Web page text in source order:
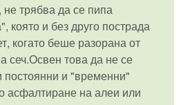
не трябва да се пипа
която и без друго пострада
когато беше разорана от
сеч.Освен това да не се
постоянни и "временни"
асфалтиране на алеи или